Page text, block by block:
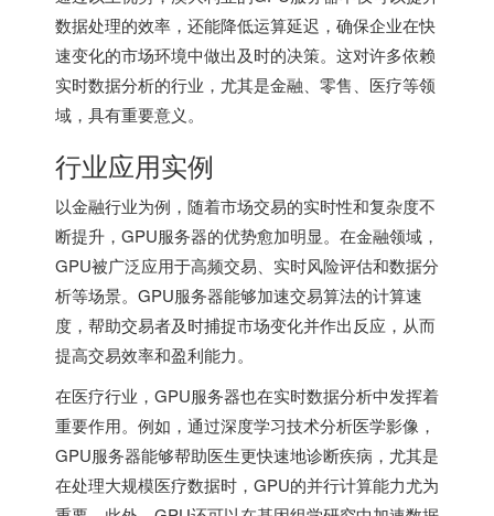
数据处理的效率，还能降低运算延迟，确保企业在快
速变化的市场环境中做出及时的决策。这对许多依赖
实时数据分析的行业，尤其是金融、零售、医疗等领
域，具有重要意义。
行业应用实例
以金融行业为例，随着市场交易的实时性和复杂度不
断提升，GPU服务器的优势愈加明显。在金融领域，
GPU被广泛应用于高频交易、实时风险评估和数据分
析等场景。GPU服务器能够加速交易算法的计算速
度，帮助交易者及时捕捉市场变化并作出反应，从而
提高交易效率和盈利能力。
在医疗行业，GPU服务器也在实时数据分析中发挥着
重要作用。例如，通过深度学习技术分析医学影像，
GPU服务器能够帮助医生更快速地诊断疾病，尤其是
在处理大规模医疗数据时，GPU的并行计算能力尤为